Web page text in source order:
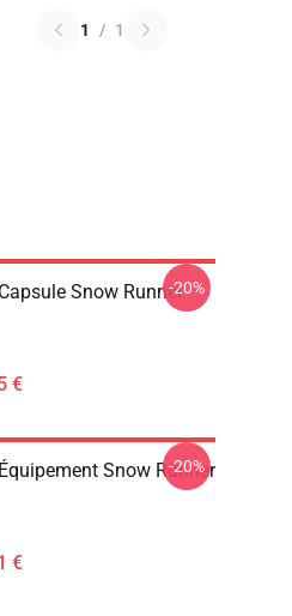
1 / 1
Snow Runner
€
-20%
Snow Runner
€
-20%